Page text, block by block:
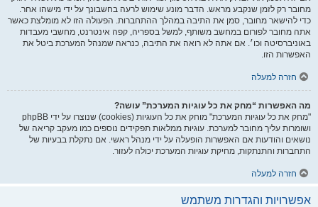
מחובר רק לזמן שנקבע מראש. הדבר מונע שימוש לרעה בחשבונך על ידי מישהו אחר.
כדי להישאר מחובר, סמן את התיבה במהלך ההתחברות. הפעולה הזו לא מומלצת כאשר
אתה מחובר לפורום במחשב משותף, למשל בספריה, קפה אינטרנט, מחשבי מעבדות
באוניברסיטה וכו׳. אם אתה לא רואה את התיבה, כנראה שמנהל המערכת ביטל את
האפשרות הזו.
חזרה למעלה
מה האפשרות “מחק את כל עוגיות המערכת” עושה?
"מחק את כל עוגיות המערכת" מוחק את כל העוגיות (cookies) שנוצרו על ידי phpBB
ושומרות עליך מחובר למערכת. עוגיות ממלאות תפקידים נוספים כמו מעקב קריאה של
נושאים והודעות אם האפשרות הופעלה על ידי מנהל ראשי. אם נתקלת בבעיות של
התחברות והתנתקות, מחיקת עוגיות המערכת יכולה לעזור.
חזרה למעלה
אפשרויות והגדרות משתמש